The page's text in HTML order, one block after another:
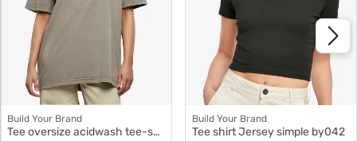
Build Your Brand
Tee oversize acidwash tee-shirt femme by270
Build Your Brand
Tee shirt Jersey simple by042